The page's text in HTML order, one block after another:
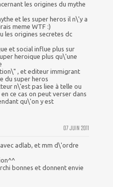
les origines du mythe
et les super heros il n\'y a
meme WTF :)
les origines secretes dc
et social influe plus sur
heroique plus qu\'une
, et editeur immigrant
du super heros
n\'est pas liee à telle ou
ce cas on peut verser dans
qu\'on y est
07 JUIN 2011
adlab, et mm d\'ordre
bonnes et donnent envie